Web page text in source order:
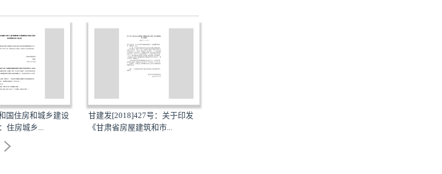
甘建发[2018]427号：关于印发
《甘肃省房屋建筑和市...
湘建监督[2018]116号：关于印
发《湖南省房屋建筑和...